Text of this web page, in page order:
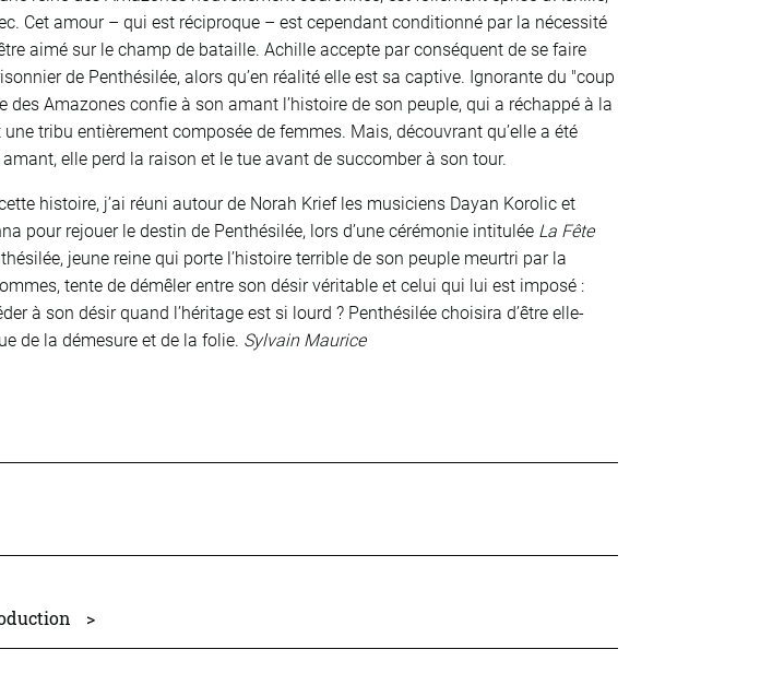
Cet amour – qui est réciproque – est cependant conditionné par la nécessité
aimé sur le champ de bataille. Achille accepte par conséquent de se faire
de Penthésilée, alors qu’en réalité elle est sa captive. Ignorante du "coup
des Amazones confie à son amant l’histoire de son peuple, qui a réchappé à la
tribu entièrement composée de femmes. Mais, découvrant qu’elle a été
elle perd la raison et le tue avant de succomber à son tour.
histoire, j’ai réuni autour de Norah Krief les musiciens Dayan Korolic et
pour rejouer le destin de Penthésilée, lors d’une cérémonie intitulée La Fête
jeune reine qui porte l’histoire terrible de son peuple meurtri par la
tente de démêler entre son désir véritable et celui qui lui est imposé :
à son désir quand l’héritage est si lourd ? Penthésilée choisira d’être elle-
de la démesure et de la folie. Sylvain Maurice
Orthmann
>